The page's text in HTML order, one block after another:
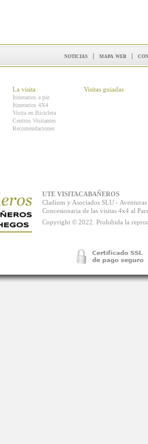
noticias | mapa web |
La visita
Itinerarios a pie
Itinerarios 4X4
Visita en Bicicleta
Centros Visitantes
Recomendaciones
Visitas guiadas
UTE VISITACABAÑEROS
Cladium y Asociados SLU -
Concesionaria de las visitas 4x4 al
Copyright © 2022. Prohibida la